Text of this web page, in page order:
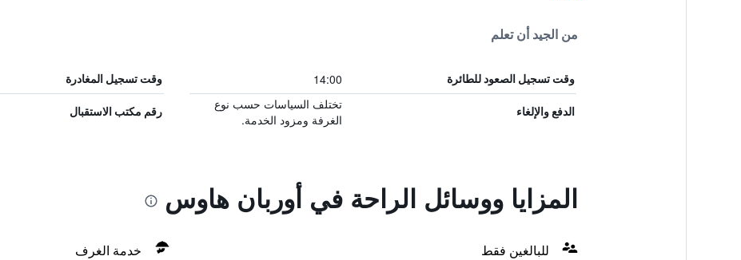
من الجيد أن تعلم
وقت تسجيل الصعود للطائرة 14:00 وقت تسجيل المغادرة
الدفع والإلغاء
تختلف السياسات حسب نوع
الغرفة ومزود الخدمة.
رقم مكتب الاستقبال
المزايا ووسائل الراحة في أوربان هاوس
للبالغين فقط
خدمة الغرف